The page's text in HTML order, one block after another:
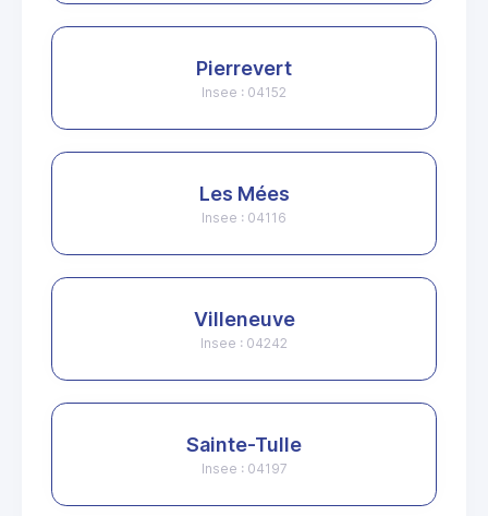
Pierrevert
Insee : 04152
Les Mées
Insee : 04116
Villeneuve
Insee : 04242
Sainte-Tulle
Insee : 04197